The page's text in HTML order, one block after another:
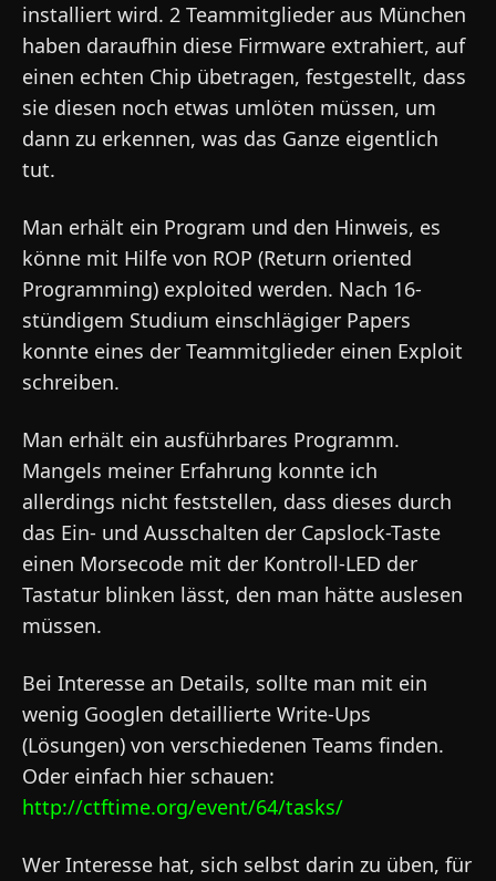
installiert wird. 2 Teammitglieder aus München
haben daraufhin diese Firmware extrahiert, auf
einen echten Chip übetragen, festgestellt, dass
sie diesen noch etwas umlöten müssen, um
dann zu erkennen, was das Ganze eigentlich
tut.
Man erhält ein Program und den Hinweis, es
könne mit Hilfe von ROP (Return oriented
Programming) exploited werden. Nach 16-
stündigem Studium einschlägiger Papers
konnte eines der Teammitglieder einen Exploit
schreiben.
Man erhält ein ausführbares Programm.
Mangels meiner Erfahrung konnte ich
allerdings nicht feststellen, dass dieses durch
das Ein- und Ausschalten der Capslock-Taste
einen Morsecode mit der Kontroll-LED der
Tastatur blinken lässt, den man hätte auslesen
müssen.
Bei Interesse an Details, sollte man mit ein
wenig Googlen detaillierte Write-Ups
(Lösungen) von verschiedenen Teams finden.
Oder einfach hier schauen:
http://ctftime.org/event/64/tasks/
Wer Interesse hat, sich selbst darin zu üben, für